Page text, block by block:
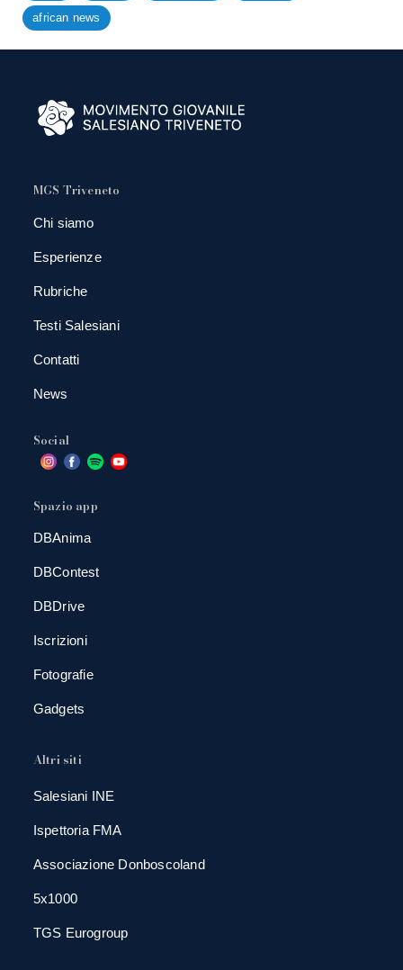
african news
MGS Triveneto
Chi siamo
Esperienze
Rubriche
Testi Salesiani
Contatti
News
Social
Spazio app
DBAnima
DBContest
DBDrive
Iscrizioni
Fotografie
Gadgets
Altri siti
Salesiani INE
Ispettoria FMA
Associazione Donboscoland
5x1000
TGS Eurogroup